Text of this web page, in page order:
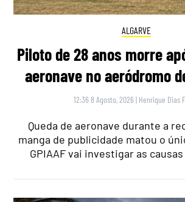
ALGARVE
Piloto de 28 anos morre
aeronave no aeródromo
12:36 8 Agosto, 2026 | Henrique Dias
Queda de aeronave durante a
manga de publicidade matou o
GPIAAF vai investigar as